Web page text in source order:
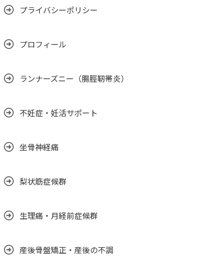
プライバシーポリシー
プロフィール
ランナーズニー（腸脛靭帯炎）
不妊症・妊活サポート
坐骨神経痛
梨状筋症候群
生理痛・月経前症候群
産後骨盤矯正・産後の不調